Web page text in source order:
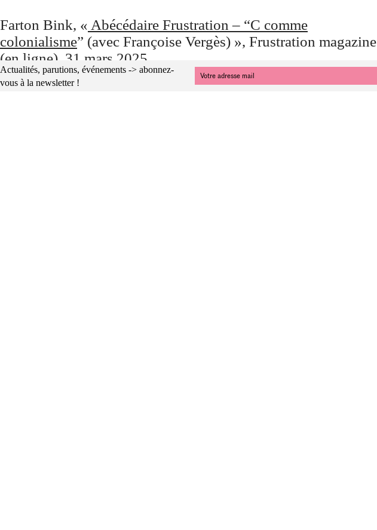
Farton Bink, « Abécédaire Frustration – “C comme
colonialisme” (avec Françoise Vergès) », Frustration magazine
(en ligne), 31 mars 2025.
Actualités, parutions, événements -> abonnez-
vous à la newsletter !